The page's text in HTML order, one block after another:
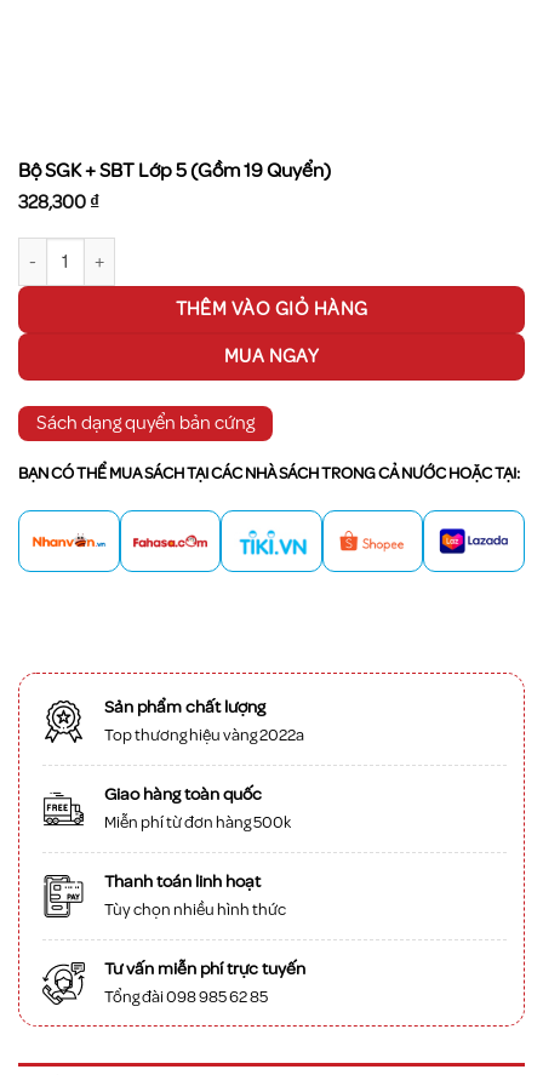
Bộ SGK + SBT Lớp 5 (Gồm 19 Quyển)
328,300₫
Bộ SGK + SBT Lớp 5 (Gồm 19 Quyển) số lượng
THÊM VÀO GIỎ HÀNG
MUA NGAY
Sách dạng quyển bản cứng
BẠN CÓ THỂ MUA SÁCH TẠI CÁC NHÀ SÁCH TRONG CẢ NƯỚC HOẶC TẠI:
Sản phẩm chất lượng
Top thương hiệu vàng 2022a
Giao hàng toàn quốc
Miễn phí từ đơn hàng 500k
Thanh toán linh hoạt
Tùy chọn nhiều hình thức
Tư vấn miễn phí trực tuyến
Tổng đài 098 985 62 85